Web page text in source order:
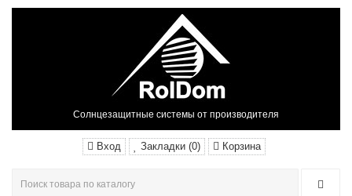
Солнцезащитные системы от производителя
Вход Закладки (0) Корзина